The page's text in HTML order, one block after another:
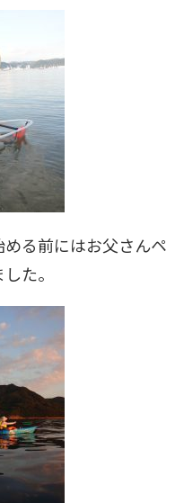
る前にはお父さんペ
た。